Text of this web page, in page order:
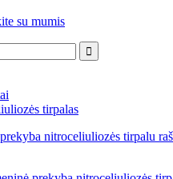
su mumis
tirpalas